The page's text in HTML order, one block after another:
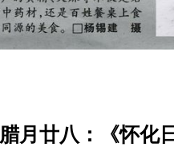
腊月廿八：《怀化